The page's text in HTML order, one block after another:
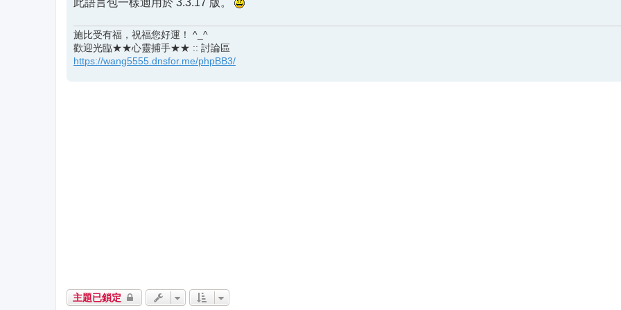
施比受有福，祝福您好運！ ^_^
歡迎光臨★★心靈捕手★★ :: 討論區
https://wang5555.dnsfor.me/phpBB3/
主題已鎖定